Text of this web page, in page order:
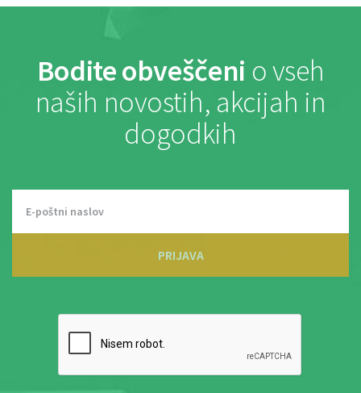
Bodite obveščeni o vseh
naših novostih, akcijah in
dogodkih
PRIJAVA